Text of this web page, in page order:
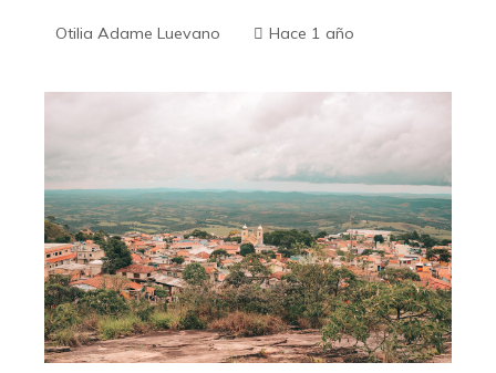
Otilia Adame Luevano Hace 1 año